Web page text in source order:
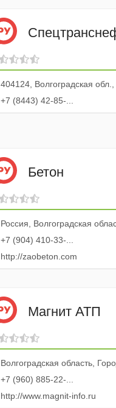
404124, Волгоградская обл., Волжский г.,
+7 (8443) 42-85-...
Бетон
Россия, Волгоградская область, Волжский,
+7 (904) 410-33-...
http://zaobeton.com
Магнит АТП
Волгоградская область, Городищенский район, рабочий
+7 (960) 885-22-...
http://www.magnit-info.ru